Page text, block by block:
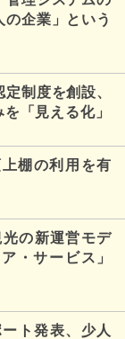
企業」という
制度を創設、
「見える化」
棚の利用を有
の新運営モデ
・サービス」
ト発表、少人